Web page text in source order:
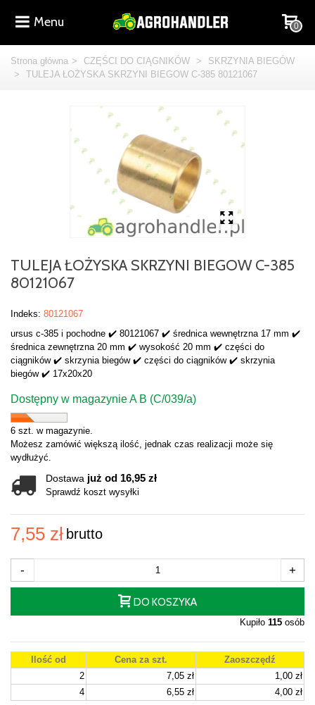
Menu 0
Strona główna > CZĘŚCI DO CIĄGNIKÓW >
SKRZYNIA BIEGÓW
>
TULEJA ŁOŻYSKA SKRZYNI BIEGOW C-385 80121067
TULEJA ŁOŻYSKA SKRZYNI BIEGOW C-385
80121067
Indeks: 80121067
ursus c-385 i pochodne ✔️ 80121067 ✔️ średnica wewnętrzna 17 mm ✔️
średnica zewnętrzna 20 mm ✔️ wysokość 20 mm ✔️ części do
ciągników ✔️ skrzynia biegów ✔️ części do ciągników ✔️ skrzynia
biegów ✔️ 17x20x20
Dostępny w magazynie A B (C/039/a)
6 szt. w magazynie.
Możesz zamówić większą ilość, jednak czas realizacji może się
wydłużyć.
Dostawa już od 16,95 zł
Sprawdź koszt wysyłki
7,55 zł brutto
- +
DO KOSZYKA
Kupiło 115 osób
Ilość od Cena za szt.
Zaoszczędź
2
7,05 zł
1,00 zł
4
6,55 zł 4,00 zł